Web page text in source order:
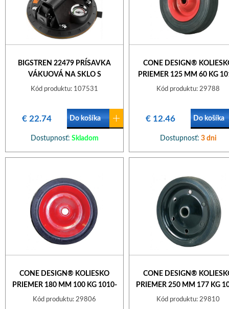
BIGSTREN 22479 PRÍSAVKA
VÁKUOVÁ NA SKLO S
MANOMETROM
Kód produktu: 107531
€ 22.74 Do košíka
Dostupnosť: Skladom
CONE DESIGN®
PRIEMER 125 MM 60 KG
01
Kód produktu: 29788
€ 12.46 Do košíka
Dostupnosť: 3 dni
CONE DESIGN® KOLIESKO
PRIEMER 180 MM 100 KG 1010-
01
Kód produktu: 29806
CONE DESIGN®
PRIEMER 250 MM 177 KG
01
Kód produktu: 29810